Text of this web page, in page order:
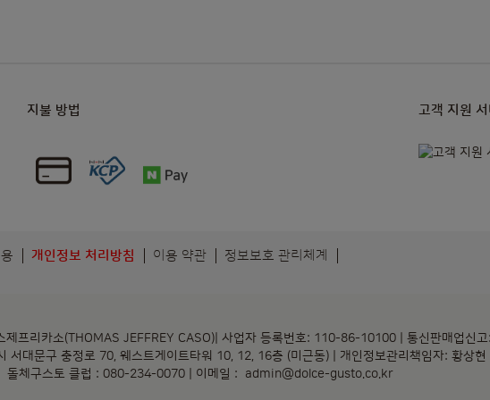
지불 방법 고객 지원
개인정보 처리방침 이용 약관 정보보호 관리체계
제프리카소(THOMAS JEFFREY CASO)| 사업자 등록번호: 110-86-10100 | 통신판매업신
서대문구 충정로 70, 웨스트게이트타워 10, 12, 16층 (미근동) | 개인정보관리책임자: 황상현
돌체구스토 클럽 : 080-234-0070 | 이메일 : admin@dolce-gusto.co.kr